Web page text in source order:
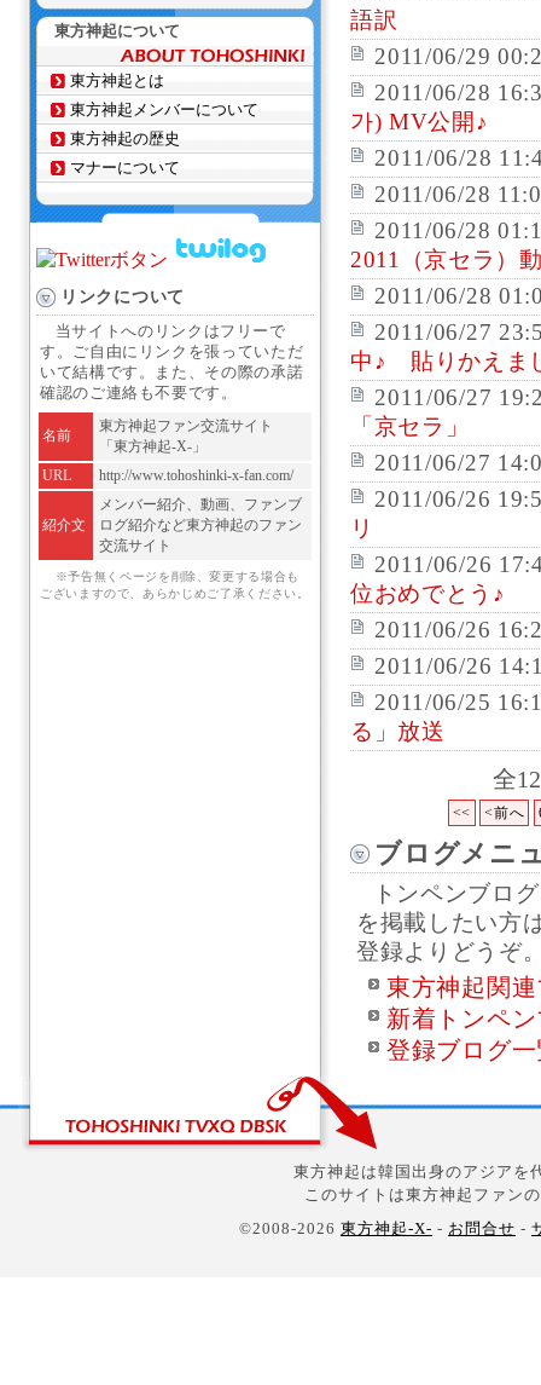
語訳
2011/06/29
2011/06/28
가) MV公開♪
2011/06/28
2011/06/28
2011/06/28
2011（京セラ）
2011/06/28
2011/06/27
中♪ 貼りかえま
2011/06/27
「京セラ」
2011/06/27
2011/06/26
リ
2011/06/26
位おめでとう♪
2011/06/26
2011/06/26
2011/06/25
る」放送
全
<< <前へ
ブログメニ
トンペンブロ
を掲載したい方
登録よりどうぞ
東方神起関
新着トンペ
登録ブログ
東方神起について
東方神起とは
東方神起メンバーについて
東方神起の歴史
マナーについて
リンクについて
当サイトへのリンクはフリーで
す。ご自由にリンクを張っていただ
いて結構です。また、その際の承諾
確認のご連絡も不要です。
名前
東方神起ファン交流サイト
「東方神起-X-」
URL
http://www.tohoshinki-x-fan.com/
紹介文
メンバー紹介、動画、ファンブ
ログ紹介など東方神起のファン
交流サイト
※予告無くページを削除、変更する場合も
ございますので、あらかじめご了承ください。
東方神起は韓国出身のアジアを
このサイトは東方神起ファン
©2008-2026 東方神起-X- - お問合せ -